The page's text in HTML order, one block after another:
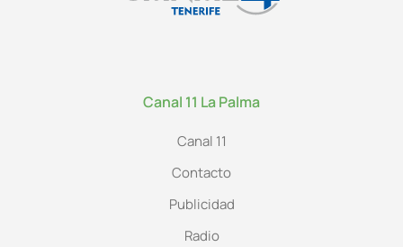
Canal 11 La Palma
Canal 11
Contacto
Publicidad
Radio